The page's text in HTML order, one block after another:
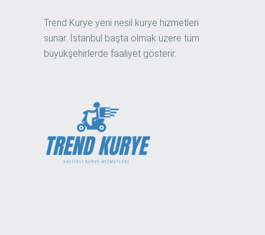
Trend Kurye yeni nesil kurye hizmetleri
sunar. İstanbul başta olmak üzere tüm
büyükşehirlerde faaliyet gösterir.